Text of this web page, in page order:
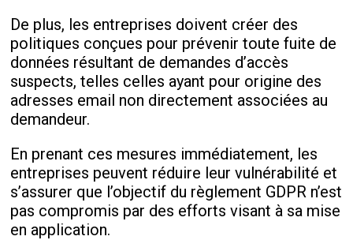
De plus, les entreprises doivent créer des
politiques conçues pour prévenir toute fuite de
données résultant de demandes d’accès
suspects, telles celles ayant pour origine des
adresses email non directement associées au
demandeur.
En prenant ces mesures immédiatement, les
entreprises peuvent réduire leur vulnérabilité et
s’assurer que l’objectif du règlement GDPR n’est
pas compromis par des efforts visant à sa mise
en application.